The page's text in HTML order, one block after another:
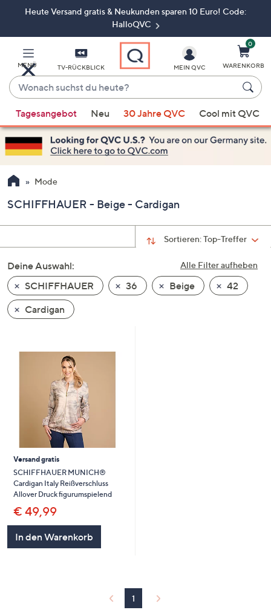
ZumHeute Versand gratis & Neukunden sparen 10 Euro! Code:
HalloQVC
MENÜ TV-RÜCKBLICK
Wonach
suchst
du
heute?
Vorschläge
verfügbar
sind,
verwenden
Sie
Pfeiltasten
nach
und
nach
unten
oder
wischen
Touch-
diese
anzuzeigen.
MEIN QVC
0
WARENKORB
Tagesangebot Neu 30 Jahre QVC Cool mit QVC
Mode
SCHIFFHAUER - Beige - Cardigan
Sortieren:Top-Treffer
Alle Filter aufheben
Deine Auswahl:
SCHIFFHAUER
36 Beige
42
Cardigan
Versand gratis
SCHIFFHAUER MUNICH®
Cardigan Italy Reißverschluss
Allover Druck figurumspielend
€ 49,99
In den Warenkorb
1